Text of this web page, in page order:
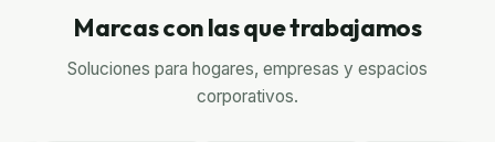
Marcas con las que trabajamos
Soluciones para hogares, empresas y espacios
corporativos.